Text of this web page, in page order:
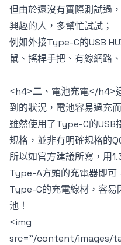
但由於還沒有實際測試過
興趣的人，多幫忙試試；
例如外接Type-C的USB
鼠、搖桿手把、有線網路
<h4>二、電池充電</h4>
到的狀況，電池容易過充
雖然使用了Type-C的USB
規格，並非有明確規格的
所以如官方建議所寫，用
Type-A方頭的充電器即可
Type-C的充電線材，容易
池！
<img
src="/content/images/